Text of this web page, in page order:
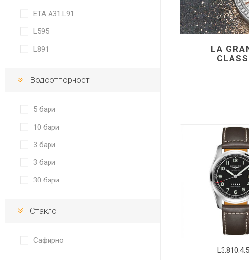
LA
ETA A31.L91
L595
L891
Водоотпорност
5 бари
10 бари
3 бари
3 бари
30 бари
Стакло
Сафирно